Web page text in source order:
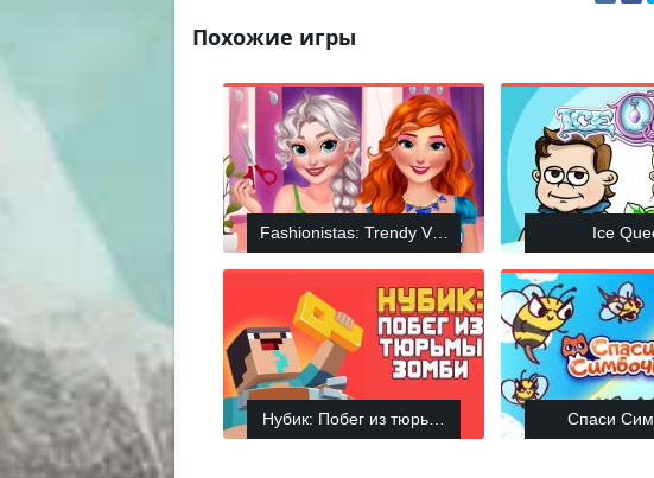
Похожие игры
Fashionistas: Trendy Vibes Ice
Нубик: Побег из тюрьмы зомби Спаси